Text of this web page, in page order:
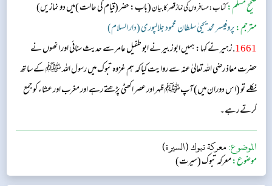
صحیح مسلم:کتاب: مسافرو ں کی نماز قصر کا بیان(باب: حضر (قیام کی حالت )میں دو نمازیں)
مترجم:پروفیسر محمد یحییٰ سلطان محمود جلالپوری (دار السلام)
1661 . زہیر نے کہا: ہمیں ابو زبیر نے ابو طفیل عامر سے حدیث سنائی اور انھوں نے
حضرت معاذ رضی اللہ تعالیٰ عنہ سے روایت کیا کہ ہم غزوہ تبوک میں رسول اللہ ﷺ کے ساتھ
نکلے تو (اس دوران میں) آپﷺ ظہر اور عصر اکھٹی پڑھتے رہے اور مغرب اور عشاء کو جمع
کرتے رہے۔
الموضوع:معركة تبوك (السيرة)
موضوع:معرکہ تبوک (سیرت)